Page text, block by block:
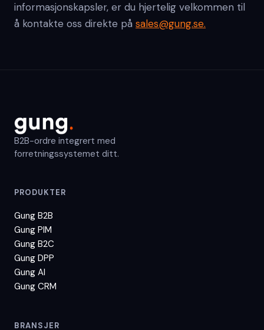
informasjonskapsler, er du hjertelig velkommen til
å kontakte oss direkte på sales@gung.se.
B2B-ordre integrert med
forretningssystemet ditt.
PRODUKTER
Gung B2B
Gung PIM
Gung B2C
Gung DPP
Gung AI
Gung CRM
BRANSJER